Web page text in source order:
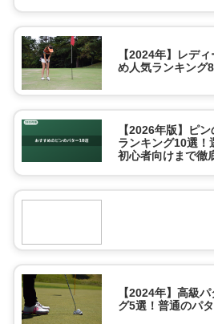
【2024年】レデ
め人気ランキング
【2026年版】ピ
ランキング10選！
初心者向けまで徹
【2024年】高級
グ5選！普通のパ